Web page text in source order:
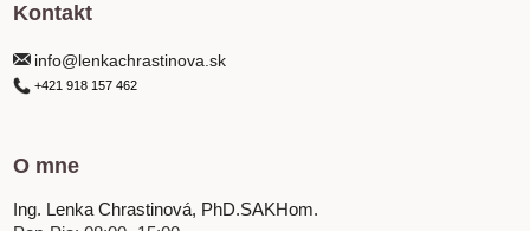
Kontakt
info@lenkachrastinova.sk
+421 918 157 462
O mne
Ing. Lenka Chrastinová, PhD.SAKHom.